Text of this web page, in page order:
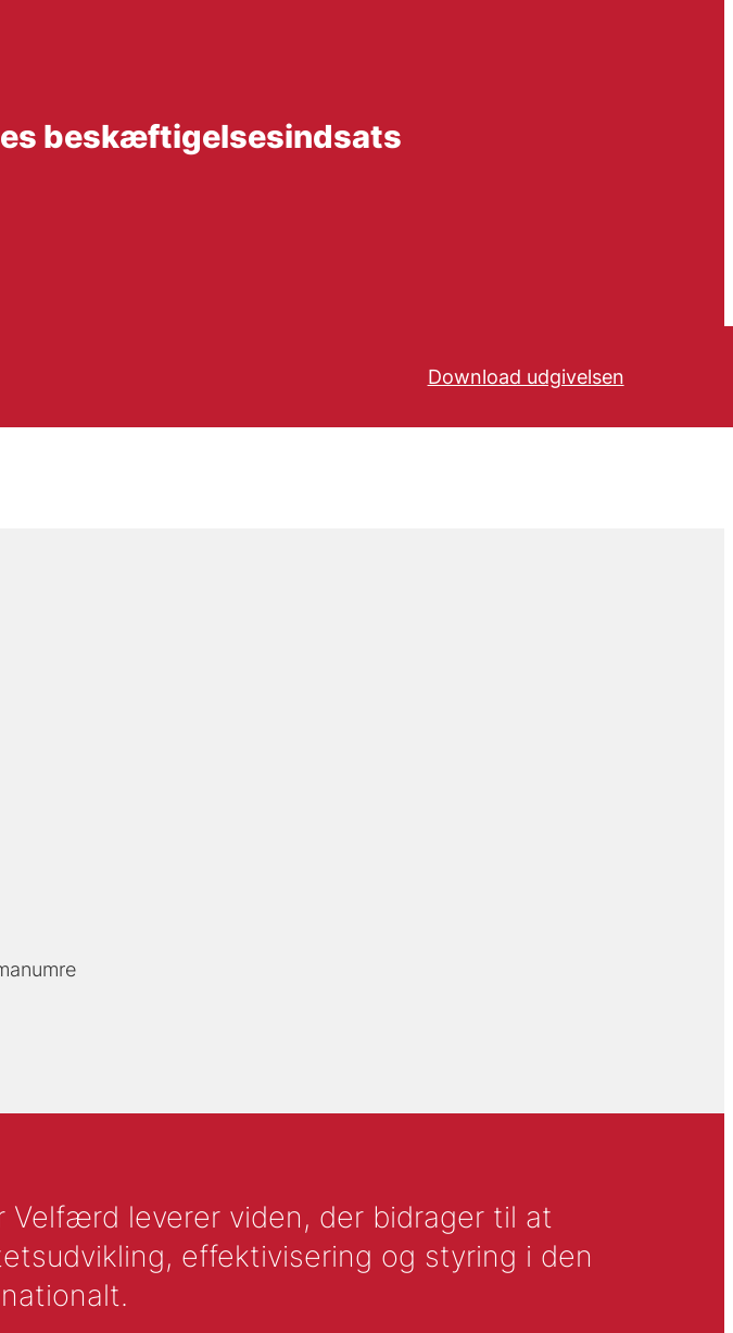
beskæftigelsesindsats
Download udgivelsen
leverer viden, der bidrager til at
effektivisering og styring i den